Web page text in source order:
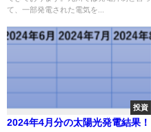
て、一部発電された電気を...
投資
2024年4月分の太陽光発電結果！